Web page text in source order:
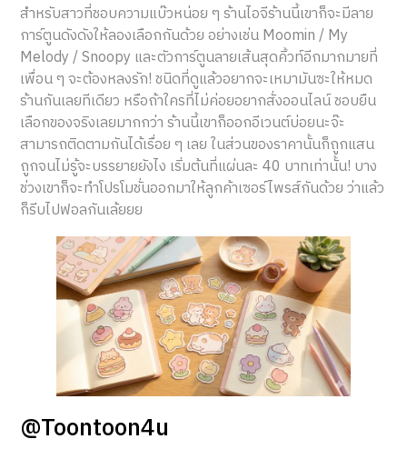
สำหรับสาวที่ชอบความแบ๊วหน่อย ๆ ร้านไอจีร้านนี้เขาก็จะมีลาย
การ์ตูนดังดังให้ลองเลือกกันด้วย อย่างเช่น Moomin / My
Melody / Snoopy และตัวการ์ตูนลายเส้นสุดคิ้วท์อีกมากมายที่
เพื่อน ๆ จะต้องหลงรัก! ชนิดที่ดูแล้วอยากจะเหมามันซะให้หมด
ร้านกันเลยทีเดียว หรือถ้าใครที่ไม่ค่อยอยากสั่งออนไลน์ ชอบยืน
เลือกของจริงเลยมากกว่า ร้านนี้เขาก็ออกอีเวนต์บ่อยนะจ๊ะ
สามารถติดตามกันได้เรื่อย ๆ เลย ในส่วนของราคานั้นก็ถูกแสน
ถูกจนไม่รู้จะบรรยายยังไง เริ่มต้นที่แผ่นละ 40 บาทเท่านั้น! บาง
ช่วงเขาก็จะทำโปรโมชั่นออกมาให้ลูกค้าเซอร์ไพรส์กันด้วย ว่าแล้ว
ก็รีบไปฟอลกันเล้ยยย
@Toontoon4u